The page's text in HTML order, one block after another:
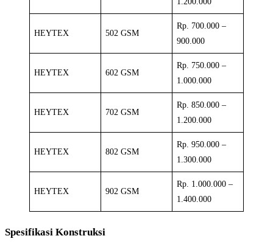
HEYTEX 502 GSM
Rp. 700.000 –
900.000
HEYTEX 602 GSM
Rp. 750.000 –
1.000.000
HEYTEX 702 GSM
Rp. 850.000 –
1.200.000
HEYTEX 802 GSM
Rp. 950.000 –
1.300.000
HEYTEX 902 GSM
Rp. 1.000.000 –
1.400.000
Spesifikasi Konstruksi